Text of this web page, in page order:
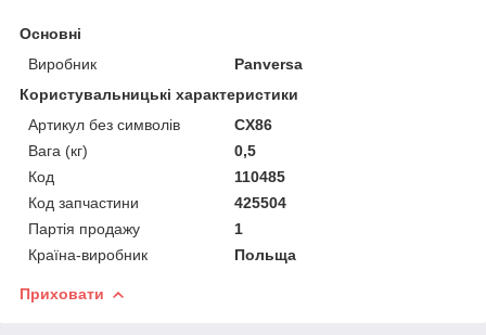
Основні
Виробник
Panversa
Користувальницькі характеристики
Артикул без символів
CX86
Вага (кг)
0,5
Код
110485
Код запчастини
425504
Партія продажу
1
Країна-виробник
Польща
Приховати